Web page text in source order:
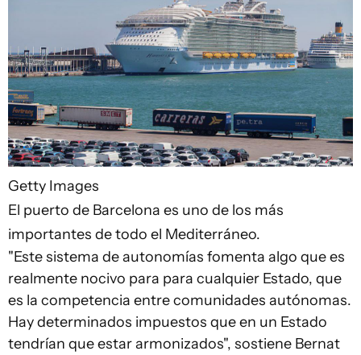
Getty Images
El puerto de Barcelona es uno de los más
importantes de todo el Mediterráneo.
"Este sistema de autonomías fomenta algo que es
realmente nocivo para para cualquier Estado, que
es la competencia entre comunidades autónomas.
Hay determinados impuestos que en un Estado
tendrían que estar armonizados", sostiene Bernat